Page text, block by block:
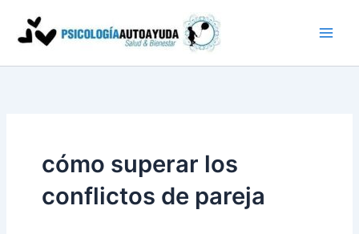
contenido
cómo superar los
conflictos de pareja